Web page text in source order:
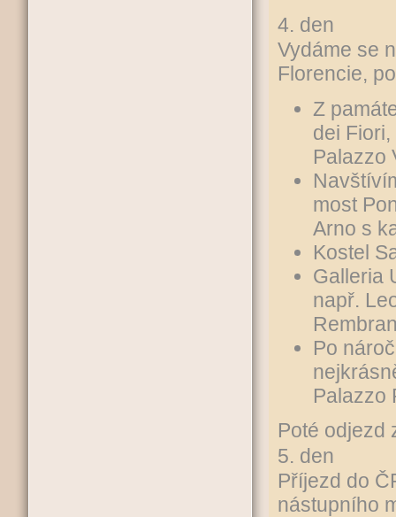
4. den
Vydáme se
Florencie,
Z
dei
Palazzo
most
Arno s
Kostel
Galleria
např.
Po
Palazzo
Poté odjezd
5. den
Příjezd do
nástupního